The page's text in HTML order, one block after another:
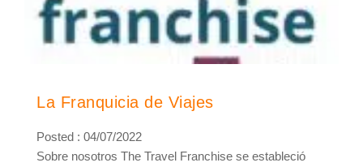
La Franquicia de Viajes
Posted : 04/07/2022
Sobre nosotros The Travel Franchise se estableció